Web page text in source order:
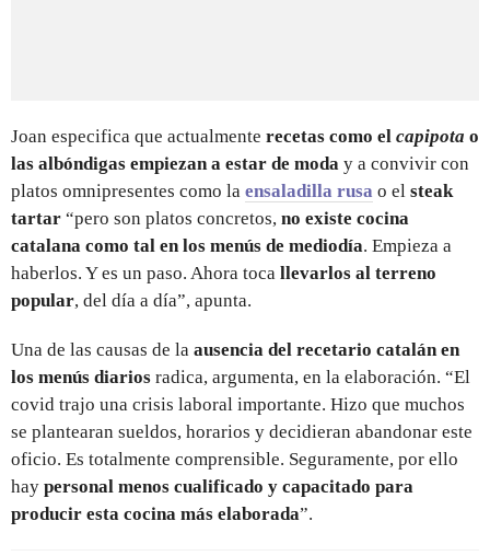
Joan especifica que actualmente recetas como el capipota o
las albóndigas empiezan a estar de moda y a convivir con
platos omnipresentes como la ensaladilla rusa o el steak
tartar “pero son platos concretos, no existe cocina
catalana como tal en los menús de mediodía. Empieza a
haberlos. Y es un paso. Ahora toca llevarlos al terreno
popular, del día a día”, apunta.
Una de las causas de la ausencia del recetario catalán en
los menús diarios radica, argumenta, en la elaboración. “El
covid trajo una crisis laboral importante. Hizo que muchos
se plantearan sueldos, horarios y decidieran abandonar este
oficio. Es totalmente comprensible. Seguramente, por ello
hay personal menos cualificado y capacitado para
producir esta cocina más elaborada”.